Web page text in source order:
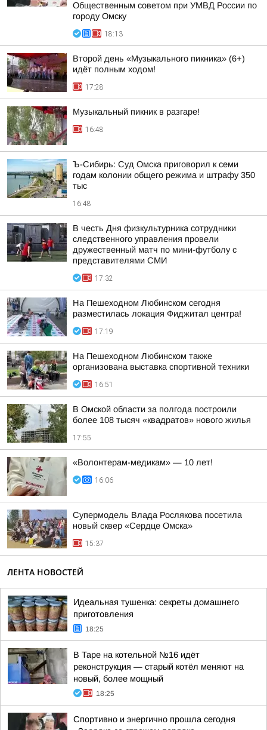
Общественным советом при УМВД России по
городу Омску
18:13
Второй день «Музыкального пикника» (6+)
идёт полным ходом!
17:28
Музыкальный пикник в разгаре!
16:48
Ъ-Сибирь: Суд Омска приговорил к семи
годам колонии общего режима и штрафу 350
тыс
16:48
В честь Дня физкультурника сотрудники
следственного управления провели
дружественный матч по мини-футболу с
представителями СМИ
17:32
На Пешеходном Любинском сегодня
разместилась локация Фиджитал центра!
17:19
На Пешеходном Любинском также
организована выставка спортивной техники
16:51
В Омской области за полгода построили
более 108 тысяч «квадратов» нового жилья
17:55
«Волонтерам-медикам» — 10 лет!
16:06
Супермодель Влада Рослякова посетила
новый сквер «Сердце Омска»
15:37
ЛЕНТА НОВОСТЕЙ
Идеальная тушенка: секреты домашнего
приготовления
18:25
В Таре на котельной №16 идёт
реконструкция — старый котёл меняют на
новый, более мощный
18:25
Спортивно и энергично прошла сегодня